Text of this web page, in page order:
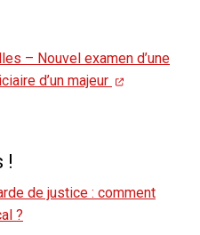
– Nouvel examen d’une
d’un majeur
!
de justice : comment
?